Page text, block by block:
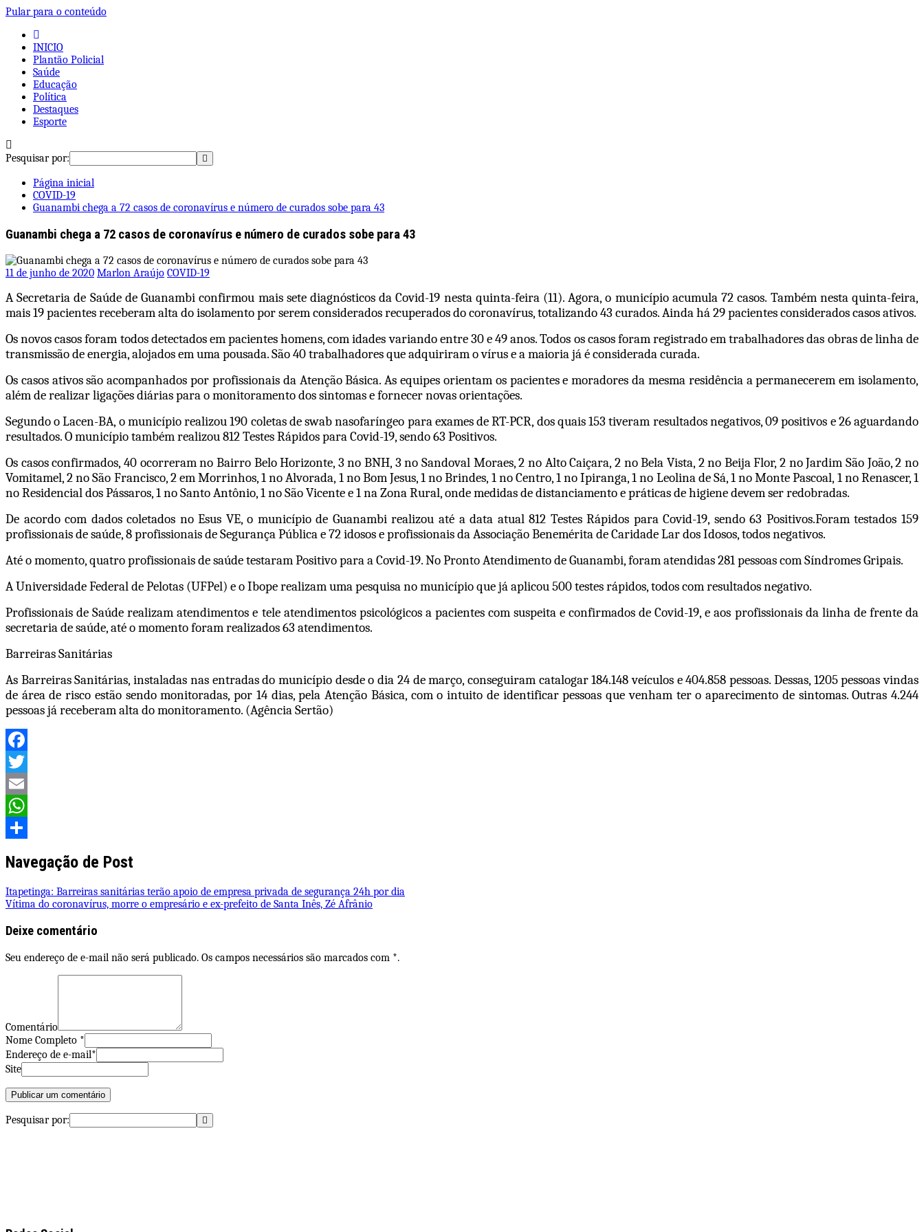
Pular para o conteúdo
INICIO
Plantão Policial
Saúde
Educação
Política
Destaques
Esporte
Pesquisar por:
Página inicial
COVID-19
Guanambi chega a 72 casos de coronavírus e número de curados sobe para 43
Guanambi chega a 72 casos de coronavírus e número de curados sobe para 43
11 de junho de 2020 Marlon Araújo COVID-19
A Secretaria de Saúde de Guanambi confirmou mais sete diagnósticos da Covid-19 nesta quinta-feira (11). Agora, o município acumula 72 casos. Também nesta quinta-feira,
mais 19 pacientes receberam alta do isolamento por serem considerados recuperados do coronavírus, totalizando 43 curados. Ainda há 29 pacientes considerados casos ativos.
Os novos casos foram todos detectados em pacientes homens, com idades variando entre 30 e 49 anos. Todos os casos foram registrado em trabalhadores das obras de linha de
transmissão de energia, alojados em uma pousada. São 40 trabalhadores que adquiriram o vírus e a maioria já é considerada curada.
Os casos ativos são acompanhados por profissionais da Atenção Básica. As equipes orientam os pacientes e moradores da mesma residência a permanecerem em isolamento,
além de realizar ligações diárias para o monitoramento dos sintomas e fornecer novas orientações.
Segundo o Lacen-BA, o município realizou 190 coletas de swab nasofaríngeo para exames de RT-PCR, dos quais 153 tiveram resultados negativos, 09 positivos e 26 aguardando
resultados. O município também realizou 812 Testes Rápidos para Covid-19, sendo 63 Positivos.
Os casos confirmados, 40 ocorreram no Bairro Belo Horizonte, 3 no BNH, 3 no Sandoval Moraes, 2 no Alto Caiçara, 2 no Bela Vista, 2 no Beija Flor, 2 no Jardim São João, 2 no
Vomitamel, 2 no São Francisco, 2 em Morrinhos, 1 no Alvorada, 1 no Bom Jesus, 1 no Brindes, 1 no Centro, 1 no Ipiranga, 1 no Leolina de Sá, 1 no Monte Pascoal, 1 no Renascer, 1
no Residencial dos Pássaros, 1 no Santo Antônio, 1 no São Vicente e 1 na Zona Rural, onde medidas de distanciamento e práticas de higiene devem ser redobradas.
De acordo com dados coletados no Esus VE, o município de Guanambi realizou até a data atual 812 Testes Rápidos para Covid-19, sendo 63 Positivos.Foram testados 159
profissionais de saúde, 8 profissionais de Segurança Pública e 72 idosos e profissionais da Associação Benemérita de Caridade Lar dos Idosos, todos negativos.
Até o momento, quatro profissionais de saúde testaram Positivo para a Covid-19. No Pronto Atendimento de Guanambi, foram atendidas 281 pessoas com Síndromes Gripais.
A Universidade Federal de Pelotas (UFPel) e o Ibope realizam uma pesquisa no município que já aplicou 500 testes rápidos, todos com resultados negativo.
Profissionais de Saúde realizam atendimentos e tele atendimentos psicológicos a pacientes com suspeita e confirmados de Covid-19, e aos profissionais da linha de frente da
secretaria de saúde, até o momento foram realizados 63 atendimentos.
Barreiras Sanitárias
As Barreiras Sanitárias, instaladas nas entradas do município desde o dia 24 de março, conseguiram catalogar 184.148 veículos e 404.858 pessoas. Dessas, 1205 pessoas vindas
de área de risco estão sendo monitoradas, por 14 dias, pela Atenção Básica, com o intuito de identificar pessoas que venham ter o aparecimento de sintomas. Outras 4.244
pessoas já receberam alta do monitoramento. (Agência Sertão)
Facebook
Twitter
Email
WhatsApp
Navegação de Post
Itapetinga: Barreiras sanitárias terão apoio de empresa privada de segurança 24h por dia
Vítima do coronavírus, morre o empresário e ex-prefeito de Santa Inês, Zé Afrânio
Deixe comentário
Seu endereço de e-mail não será publicado. Os campos necessários são marcados com *.
Comentário
Nome Completo *
Endereço de e-mail*
Site
Pesquisar por: